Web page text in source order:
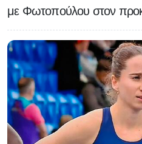
με Φωτοπούλου στον